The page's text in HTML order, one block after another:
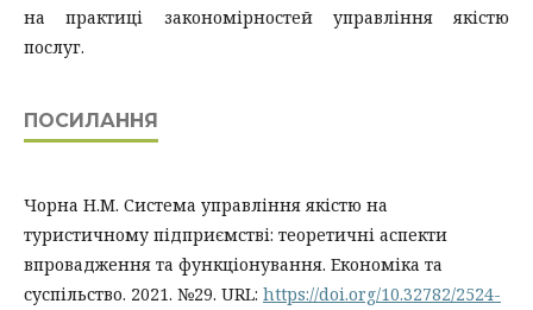
на практиці закономірностей управління якістю
послуг.
ПОСИЛАННЯ
Чорна Н.М. Система управління якістю на
туристичному підприємстві: теоретичні аспекти
впровадження та функціонування. Економіка та
суспільство. 2021. №29. URL: https://doi.org/10.32782/2524-